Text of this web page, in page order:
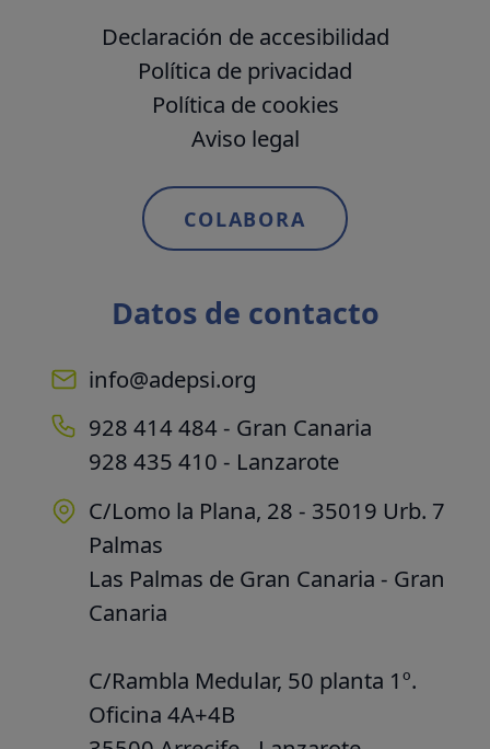
Declaración de accesibilidad
Política de privacidad
Política de cookies
Aviso legal
COLABORA
Datos de contacto
info@adepsi.org
928 414 484 - Gran Canaria
928 435 410 - Lanzarote
C/Lomo la Plana, 28 - 35019 Urb. 7
Palmas
Las Palmas de Gran Canaria - Gran
Canaria
C/Rambla Medular, 50 planta 1º.
Oficina 4A+4B